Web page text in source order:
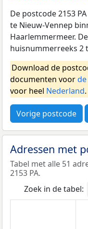
De postcode 2153
te Nieuw-Vennep
Haarlemmermeer.
huisnummerreeks 2
Download de
documenten voor
voor heel Nederland.
Vorige postcode
Adressen met
Tabel met alle 51
2153 PA.
Zoek in de tabel: